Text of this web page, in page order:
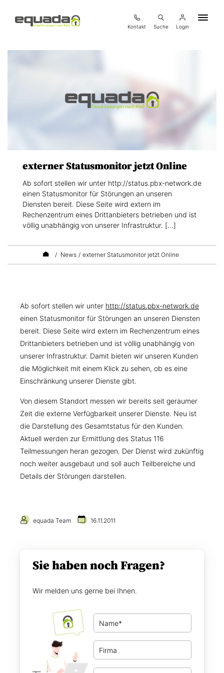
Kontakt Suche Login
externer Statusmonitor jetzt Online
Ab sofort stellen wir unter http://status.pbx-network.de
einen Statusmonitor für Störungen an unseren
Diensten bereit. Diese Seite wird extern im
Rechenzentrum eines Drittanbieters betrieben und ist
völlig unabhängig von unserer Infrastruktur. […]
/ News / externer Statusmonitor jetzt Online
Ab sofort stellen wir unter http://status.pbx-network.de
einen Statusmonitor für Störungen an unseren Diensten
bereit. Diese Seite wird extern im Rechenzentrum eines
Drittanbieters betrieben und ist völlig unabhängig von
unserer Infrastruktur. Damit bieten wir unseren Kunden
die Möglichkeit mit einem Klick zu sehen, ob es eine
Einschränkung unserer Dienste gibt.
Von diesem Standort messen wir bereits seit geraumer
Zeit die externe Verfügbarkeit unserer Dienste. Neu ist
die Darstellung des Gesamtstatus für den Kunden.
Aktuell werden zur Ermittlung des Status 116
Teilmessungen heran gezogen. Der Dienst wird zukünftig
noch weiter ausgebaut und soll auch Teilbereiche und
Details der Störungen darstellen.
equada Team 16.11.2011
Sie haben noch Fragen?
Wir melden uns gerne bei Ihnen.
N
a
m
*
F
i
r